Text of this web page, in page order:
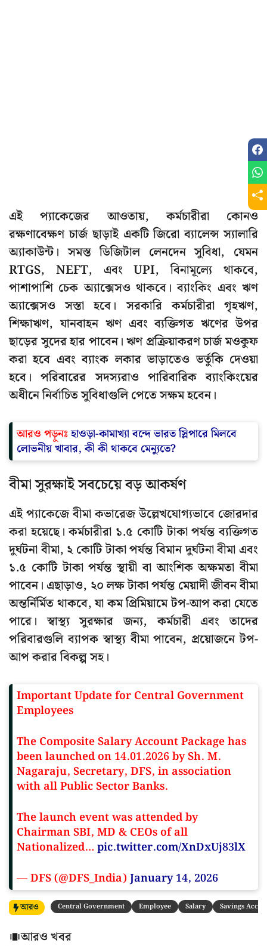
এই প্যাকেজের আওতায়, কর্মচারীরা কোনও
রক্ষণাবেক্ষণ চার্জ ছাড়াই একটি জিরো ব্যালেন্স স্যালারি
অ্যাকাউন্ট। সমস্ত ডিজিটাল লেনদেন সুবিধা, যেমন
RTGS, NEFT, এবং UPI, বিনামূল্যে থাকবে,
পাশাপাশি চেক অ্যাক্সেসও থাকবে। ব্যাংকিং এবং ঋণ
অ্যাক্সেসও সস্তা হবে। সরকারি কর্মচারীরা গৃহঋণ,
শিক্ষাঋণ, যানবাহন ঋণ এবং ব্যক্তিগত ঋণের উপর
ছাড়ের সুদের হার পাবেন। ঋণ প্রক্রিয়াকরণ চার্জ মওকুফ
করা হবে এবং ব্যাংক লকার ভাড়াতেও ভর্তুকি দেওয়া
হবে। পরিবারের সদস্যরাও পারিবারিক ব্যাংকিংয়ের
অধীনে নির্বাচিত সুবিধাগুলি পেতে সক্ষম হবেন।
আরও পড়ুনঃহাওড়া-কামাখ্যা বন্দে ভারত স্লিপারে মিলবে
লোভনীয় খাবার, কী কী থাকবে মেন্যুতে?
বীমা সুরক্ষাই সবচেয়ে বড় আকর্ষণ
এই প্যাকেজে বীমা কভারেজ উল্লেখযোগ্যভাবে জোরদার
করা হয়েছে। কর্মচারীরা ১.৫ কোটি টাকা পর্যন্ত ব্যক্তিগত
দুর্ঘটনা বীমা, ২ কোটি টাকা পর্যন্ত বিমান দুর্ঘটনা বীমা এবং
১.৫ কোটি টাকা পর্যন্ত স্থায়ী বা আংশিক অক্ষমতা বীমা
পাবেন। এছাড়াও, ২০ লক্ষ টাকা পর্যন্ত মেয়াদী জীবন বীমা
অন্তর্নির্মিত থাকবে, যা কম প্রিমিয়ামে টপ-আপ করা যেতে
পারে। স্বাস্থ্য সুরক্ষার জন্য, কর্মচারী এবং তাদের
পরিবারগুলি ব্যাপক স্বাস্থ্য বীমা পাবেন, প্রয়োজনে টপ-
আপ করার বিকল্প সহ।
Important Update for Central Government
Employees
The Composite Salary Account Package has
been launched on 14.01.2026 by Sh. M.
Nagaraju, Secretary, DFS, in association
with all Public Sector Banks.
The launch event was attended by
Chairman SBI, MD & CEOs of all
Nationalized… pic.twitter.com/XnDxUj83lX
— DFS (@DFS_India) January 14, 2026
আরও Central Government Employee Salary Savings
আরও খবর